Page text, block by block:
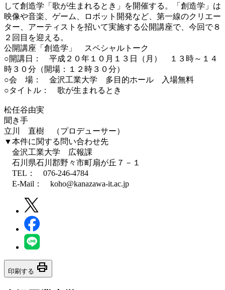
して創造学「歌が生まれるとき」を開催する。「創造学」は
映像や音楽、ゲーム、ロボット開発など、第一線のクリエー
ター、アーティストを招いて実施する公開講座で、今回で８
２回目を迎える。
公開講座「創造学」 スペシャルトーク
○開講日： 平成２０年１０月１３日（月） １３時～１４
時３０分（開場：１２時３０分）
○会 場： 金沢工業大学 多目的ホール 入場無料
○タイトル： 歌が生まれるとき
松任谷由実
聞き手
立川 直樹 （プロデューサー）
▼本件に関する問い合わせ先
金沢工業大学 広報課
石川県石川郡野々市町扇が丘７－１
TEL： 076-246-4784
E-Mail： koho@kanazawa-it.ac.jp
印刷する print